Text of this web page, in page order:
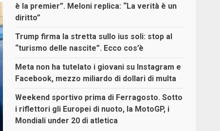
è la premier”. Meloni replica: “La verità è un
diritto”
Trump firma la stretta sullo ius soli: stop al
“turismo delle nascite”. Ecco cos’è
Meta non ha tutelato i giovani su Instagram e
Facebook, mezzo miliardo di dollari di multa
Weekend sportivo prima di Ferragosto. Sotto
i riflettori gli Europei di nuoto, la MotoGP, i
Mondiali under 20 di atletica